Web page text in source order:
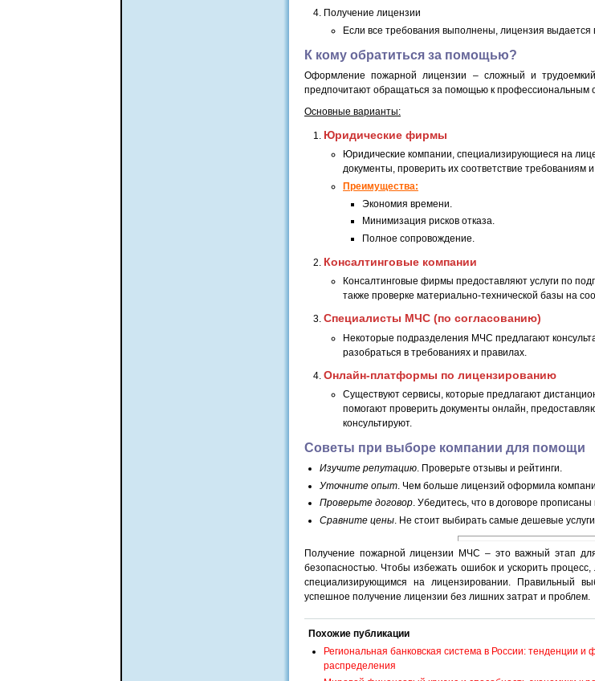
Получение лицензии
Если все требования выполнены, лицензия выдается
К кому обратиться за помощью?
Оформление пожарной лицензии – сложный и
предпочитают обращаться за помощью к профессиональным
Основные варианты:
Юридические фирмы
Юридические компании, специализирующиеся на
документы, проверить их соответствие требованиям
Преимущества:
Экономия времени.
Минимизация рисков отказа.
Полное сопровождение.
Консалтинговые компании
Консалтинговые фирмы предоставляют услуги по
также проверке материально-технической базы на
Специалисты МЧС (по согласованию)
Некоторые подразделения МЧС предлагают
разобраться в требованиях и правилах.
Онлайн-платформы по лицензированию
Существуют сервисы, которые предлагают
помогают проверить документы онлайн,
консультируют.
Советы при выборе компании для помощи
Изучите репутацию. Проверьте отзывы и рейтинги.
Уточните опыт . Чем больше лицензий оформила
Проверьте договор. Убедитесь, что в договоре
Сравните цены. Не стоит выбирать самые дешевые
Получение пожарной лицензии МЧС – это важный этап
безопасностью. Чтобы избежать ошибок и ускорить
специализирующимся на лицензировании. Правильный
успешное получение лицензии без лишних затрат и проблем.
Похожие публикации
Региональная банковская система в России: тенденции и
распределения